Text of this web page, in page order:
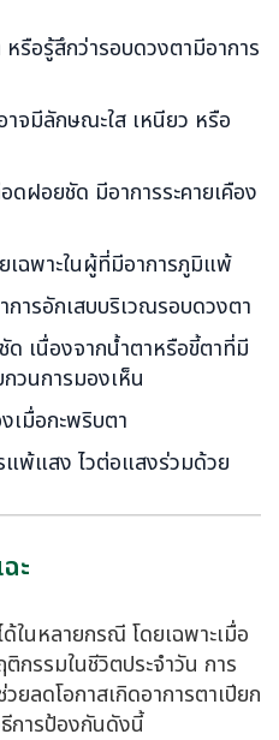
รือรู้สึกว่ารอบดวงตามีอาการ
จมีลักษณะใส เหนียว หรือ
ดฝอยชัด มีอาการระคายเคือง
เฉพาะในผู้ที่มีอาการภูมิแพ้
ารอักเสบบริเวณรอบดวงตา
ด เนื่องจากน้ำตาหรือขี้ตาที่มี
วนการมองเห็น
เมื่อกะพริบตา
แพ้แสง ไวต่อแสงร่วมด้วย
ะ
ในหลายกรณี โดยเฉพาะเมื่อ
กรรมในชีวิตประจำวัน การ
ยลดโอกาสเกิดอาการตาเปียก
การป้องกันดังนี้